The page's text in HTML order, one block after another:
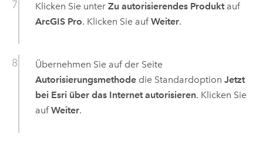
Klicken Sie unter Zu autorisierendes Produktauf
ArcGIS Pro. Klicken Sie auf Weiter.
Übernehmen Sie auf der Seite
Autorisierungsmethodedie Standardoption Jetzt
bei Esri über das Internet autorisieren. Klicken Sie
auf Weiter.